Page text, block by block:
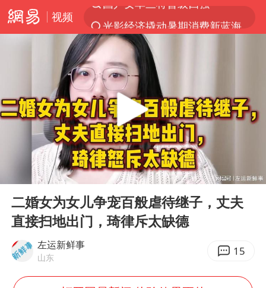
视频
夏日经济乘“热”而上 消费市场向“新”而行
情侣平潭拍日出坠崖1死1伤
白海豚将正面袭击贯穿浙江
央视新主播李秋莹孙亚鹏亮相
酒店回应车内过夜被收150元
黄金牛市回来了吗
Play
00:00
二婚女为女儿争宠百般虐待继子，丈夫
直接扫地出门，琦律斥太缺德
左运新鲜事
山东 15